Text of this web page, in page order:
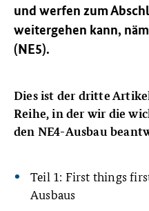
und werfen zum
weitergehen kann,
(NE5).
Dies ist der dritte
Reihe, in der wir die
den NE4-Ausbau
Teil 1: First things
Ausbaus